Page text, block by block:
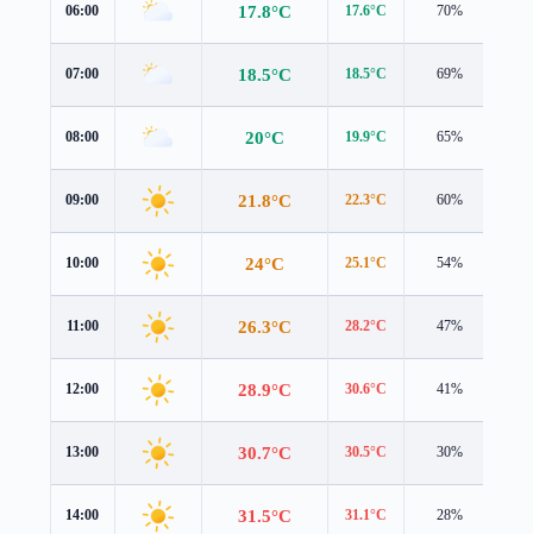
06:00 17.8°C 17.6°C 70%
07:00 18.5°C 18.5°C 69%
08:00 20°C 19.9°C 65%
09:00 21.8°C 22.3°C 60%
10:00 24°C 25.1°C 54%
11:00 26.3°C 28.2°C 47%
12:00 28.9°C 30.6°C 41%
13:00 30.7°C 30.5°C 30%
14:00 31.5°C 31.1°C 28%